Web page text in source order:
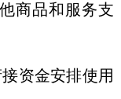
商品和服务支
资金安排使用